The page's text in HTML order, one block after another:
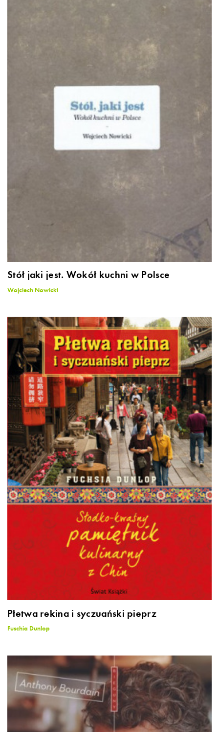
Stół jaki jest. Wokół kuchni w Polsce
Wojciech Nowicki
Płetwa rekina i syczuański pieprz
Fuschia Dunlop